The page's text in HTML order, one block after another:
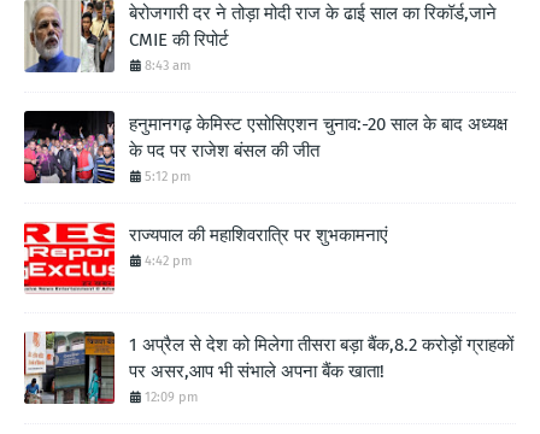
बेरोजगारी दर ने तोड़ा मोदी राज के ढाई साल का रिकॉर्ड,जाने
CMIE की रिपोर्ट
8:43 am
हनुमानगढ़ केमिस्ट एसोसिएशन चुनाव:-20 साल के बाद अध्यक्ष
के पद पर राजेश बंसल की जीत
5:12 pm
राज्यपाल की महाशिवरात्रि पर शुभकामनाएं
4:42 pm
1 अप्रैल से देश को मिलेगा तीसरा बड़ा बैंक,8.2 करोड़ों ग्राहकों
पर असर,आप भी संभाले अपना बैंक खाता!
12:09 pm